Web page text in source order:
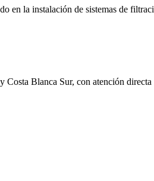
en la instalación de sistemas de
Blanca Sur, con atención